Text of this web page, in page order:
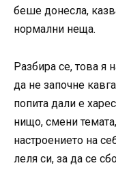
беше донесла,
нормални неща.
Разбира се, това я
да не започне
попита дали е
нищо, смени
настроението на
леля си, за да се